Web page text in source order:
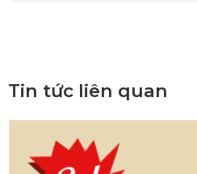
Tin tức liên quan